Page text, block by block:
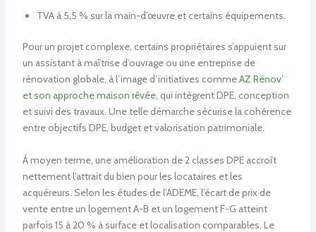
TVA à 5,5 % sur la main-d’œuvre et certains équipements.
Pour un projet complexe, certains propriétaires s’appuient sur
un assistant à maîtrise d’ouvrage ou une entreprise de
rénovation globale, à l’image d’initiatives commeAZ Rénov’
et son approche maison rêvée, qui intègrent DPE, conception
et suivi des travaux. Une telle démarche sécurise la cohérence
entre objectifs DPE, budget et valorisation patrimoniale.
À moyen terme, une amélioration de 2 classes DPE accroît
nettement l’attrait du bien pour les locataires et les
acquéreurs. Selon les études de l’ADEME, l’écart de prix de
vente entre un logement A-B et un logement F-G atteint
parfois 15 à 20 % à surface et localisation comparables. Le